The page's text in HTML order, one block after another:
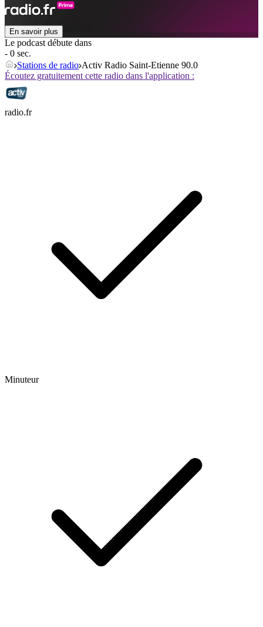
En savoir plus
Le podcast débute dans
- 0 sec.
Stations de radio Activ Radio Saint-Etienne 90.0
Écoutez gratuitement cette radio dans l'application :
radio.fr
Minuteur